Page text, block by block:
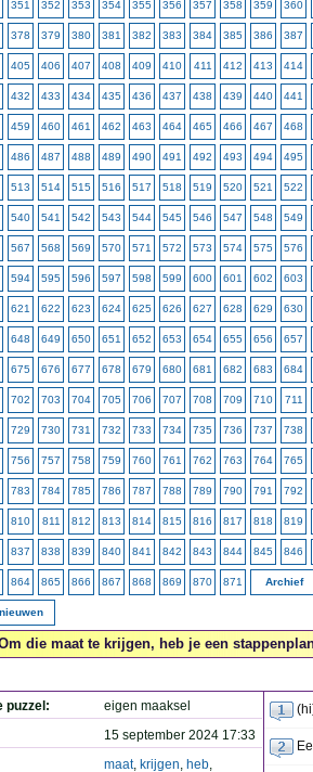
351 352 353 354 355 356 357 358 359 360
378 379 380 381 382 383 384 385 386 387
405 406 407 408 409 410 411 412 413 414
432 433 434 435 436 437 438 439 440 441
459 460 461 462 463 464 465 466 467 468
486 487 488 489 490 491 492 493 494 495
513 514 515 516 517 518 519 520 521 522
540 541 542 543 544 545 546 547 548 549
567 568 569 570 571 572 573 574 575 576
594 595 596 597 598 599 600 601 602 603
621 622 623 624 625 626 627 628 629 630
648 649 650 651 652 653 654 655 656 657
675 676 677 678 679 680 681 682 683 684
702 703 704 705 706 707 708 709 710 711
729 730 731 732 733 734 735 736 737 738
756 757 758 759 760 761 762 763 764 765
783 784 785 786 787 788 789 790 791 792
810 811 812 813 814 815 816 817 818 819
837 838 839 840 841 842 843 844 845 846
864 865 866 867 868 869 870 871 Archief
die maat te krijgen, heb je een
puzzel:
eigen maaksel
15 september 2024 17:33
maat, krijgen, heb,